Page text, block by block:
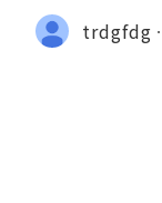
trdgfdg